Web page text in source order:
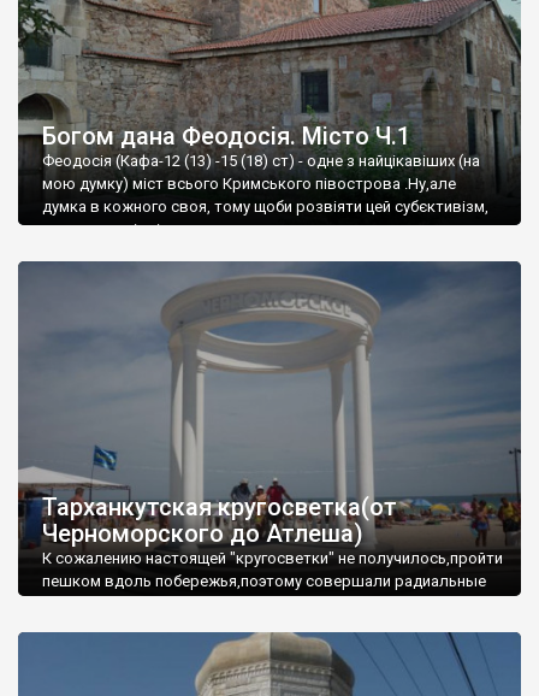
Богом дана Феодосія. Місто Ч.1
Феодосія (Кафа-12 (13) -15 (18) ст) - одне з найцікавіших (на
мою думку) міст всього Кримського півострова .Ну,але
думка в кожного своя, тому щоби розвіяти цей субєктивізм,
запрошую відвідати це
Тарханкутская кругосветка(от
Черноморского до Атлеша)
К сожалению настоящей "кругосветки" не получилось,пройти
пешком вдоль побережья,поэтому совершали радиальные